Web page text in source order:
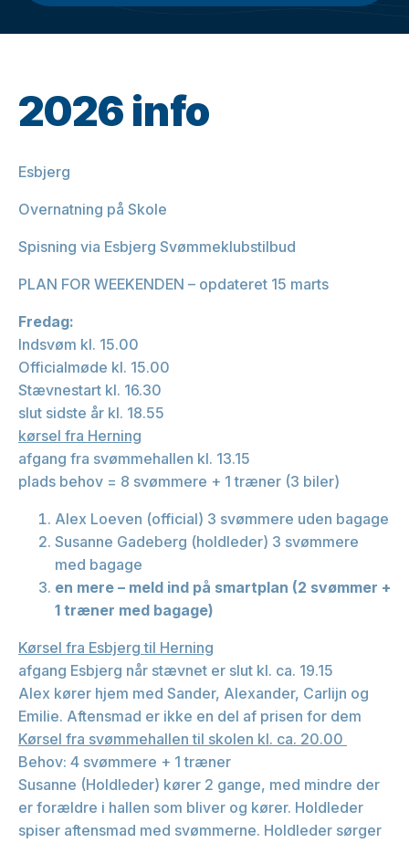
2026 info
Esbjerg
Overnatning på Skole
Spisning via Esbjerg Svømmeklubstilbud
PLAN FOR WEEKENDEN – opdateret 15 marts
Fredag:
Indsvøm kl. 15.00
Officialmøde kl. 15.00
Stævnestart kl. 16.30
slut sidste år kl. 18.55
kørsel fra Herning
afgang fra svømmehallen kl. 13.15
plads behov = 8 svømmere + 1 træner (3 biler)
Alex Loeven (official) 3 svømmere uden bagage
Susanne Gadeberg (holdleder) 3 svømmere
med bagage
en mere – meld ind på smartplan (2 svømmer +
1 træner med bagage)
Kørsel fra Esbjerg til Herning
afgang Esbjerg når stævnet er slut kl. ca. 19.15
Alex kører hjem med Sander, Alexander, Carlijn og
Emilie. Aftensmad er ikke en del af prisen for dem
Kørsel fra svømmehallen til skolen kl. ca. 20.00
Behov: 4 svømmere + 1 træner
Susanne (Holdleder) kører 2 gange, med mindre der
er forældre i hallen som bliver og kører. Holdleder
spiser aftensmad med svømmerne. Holdleder sørger